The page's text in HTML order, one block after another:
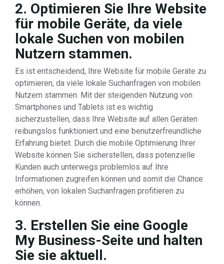
2. Optimieren Sie Ihre Website
für mobile Geräte, da viele
lokale Suchen von mobilen
Nutzern stammen.
Es ist entscheidend, Ihre Website für mobile Geräte zu
optimieren, da viele lokale Suchanfragen von mobilen
Nutzern stammen. Mit der steigenden Nutzung von
Smartphones und Tablets ist es wichtig
sicherzustellen, dass Ihre Website auf allen Geräten
reibungslos funktioniert und eine benutzerfreundliche
Erfahrung bietet. Durch die mobile Optimierung Ihrer
Website können Sie sicherstellen, dass potenzielle
Kunden auch unterwegs problemlos auf Ihre
Informationen zugreifen können und somit die Chance
erhöhen, von lokalen Suchanfragen profitieren zu
können.
3. Erstellen Sie eine Google
My Business-Seite und halten
Sie sie aktuell.